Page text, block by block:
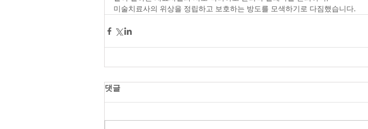
미술치료사의 위상을 정립하고 보호하는 방도를 모색하기로 다짐했습니다.
댓글